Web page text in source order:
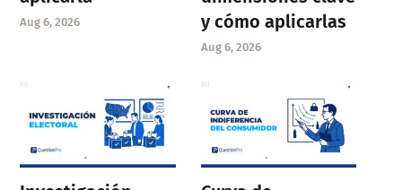
Aug 6, 2026
y cómo aplicarlas
Aug 6, 2026